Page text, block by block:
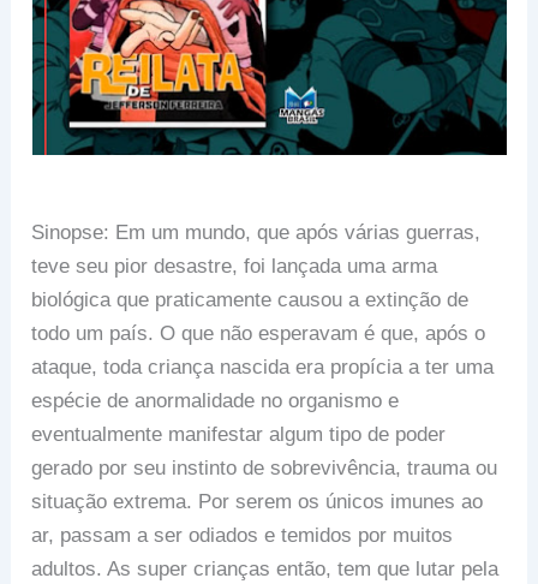
Sinopse: Em um mundo, que após várias guerras,
teve seu pior desastre, foi lançada uma arma
biológica que praticamente causou a extinção de
todo um país. O que não esperavam é que, após o
ataque, toda criança nascida era propícia a ter uma
espécie de anormalidade no organismo e
eventualmente manifestar algum tipo de poder
gerado por seu instinto de sobrevivência, trauma ou
situação extrema. Por serem os únicos imunes ao
ar, passam a ser odiados e temidos por muitos
adultos. As super crianças então, tem que lutar pela